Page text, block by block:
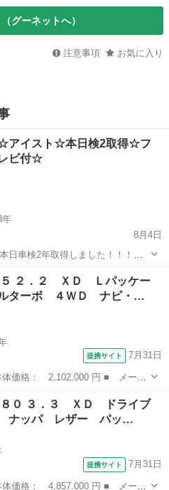
グーネットへ）
注意事項 お気に入り
アイスト☆本日検2取得☆フ
ビ付☆
年
8月4日
日車検2年取得しました！！！！
ト
５ ２．２ ＸＤ Ｌパッケー
ターボ ４ＷＤ ナビ・…
提携サイト 7月31日
－５ ■ グレード名： ２．２
ーボ ４ＷＤ ナビ・地デジ・３
８０ ３．３ ＸＤ ドライブ
ナッパ レザー パッ…
提携サイト 7月31日